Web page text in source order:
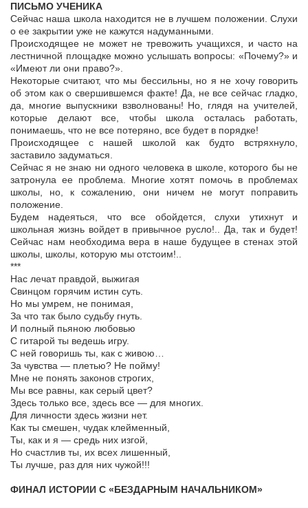
ПИСЬМО УЧЕНИКА
Сейчас наша школа находится не в лучшем положении. Слухи
о ее закрытии уже не кажутся надуманными.
Происходящее не может не тревожить учащихся, и часто на
лестничной площадке можно услышать вопросы: «Почему?» и
«Имеют ли они право?».
Некоторые считают, что мы бессильны, но я не хочу говорить
об этом как о свершившемся факте! Да, не все сейчас гладко,
да, многие выпускники взволнованы! Но, глядя на учителей,
которые делают все, чтобы школа осталась работать,
понимаешь, что не все потеряно, все будет в порядке!
Происходящее с нашей школой как будто встряхнуло,
заставило задуматься.
Сейчас я не знаю ни одного человека в школе, которого бы не
затронула ее проблема. Многие хотят помочь в проблемах
школы, но, к сожалению, они ничем не могут поправить
положение.
Будем надеяться, что все обойдется, слухи утихнут и
школьная жизнь войдет в привычное русло!.. Да, так и будет!
Сейчас нам необходима вера в наше будущее в стенах этой
школы, школы, которую мы отстоим!..
***
Нас лечат правдой, выжигая
Свинцом горячим истин суть.
Но мы умрем, не понимая,
За что так было судьбу гнуть.
И полный пьяною любовью
С гитарой ты ведешь игру.
С ней говоришь ты, как с живою…
За чувства — плетью? Не пойму!
Мне не понять законов строгих,
Мы все равны, как серый цвет?
Здесь только все, здесь все — для многих.
Для личности здесь жизни нет.
Как ты смешен, чудак клейменный,
Ты, как и я — средь них изгой,
Но счастлив ты, их всех лишенный,
Ты лучше, раз для них чужой!!!
ФИНАЛ ИСТОРИИ С «БЕЗДАРНЫМ НАЧАЛЬНИКОМ»